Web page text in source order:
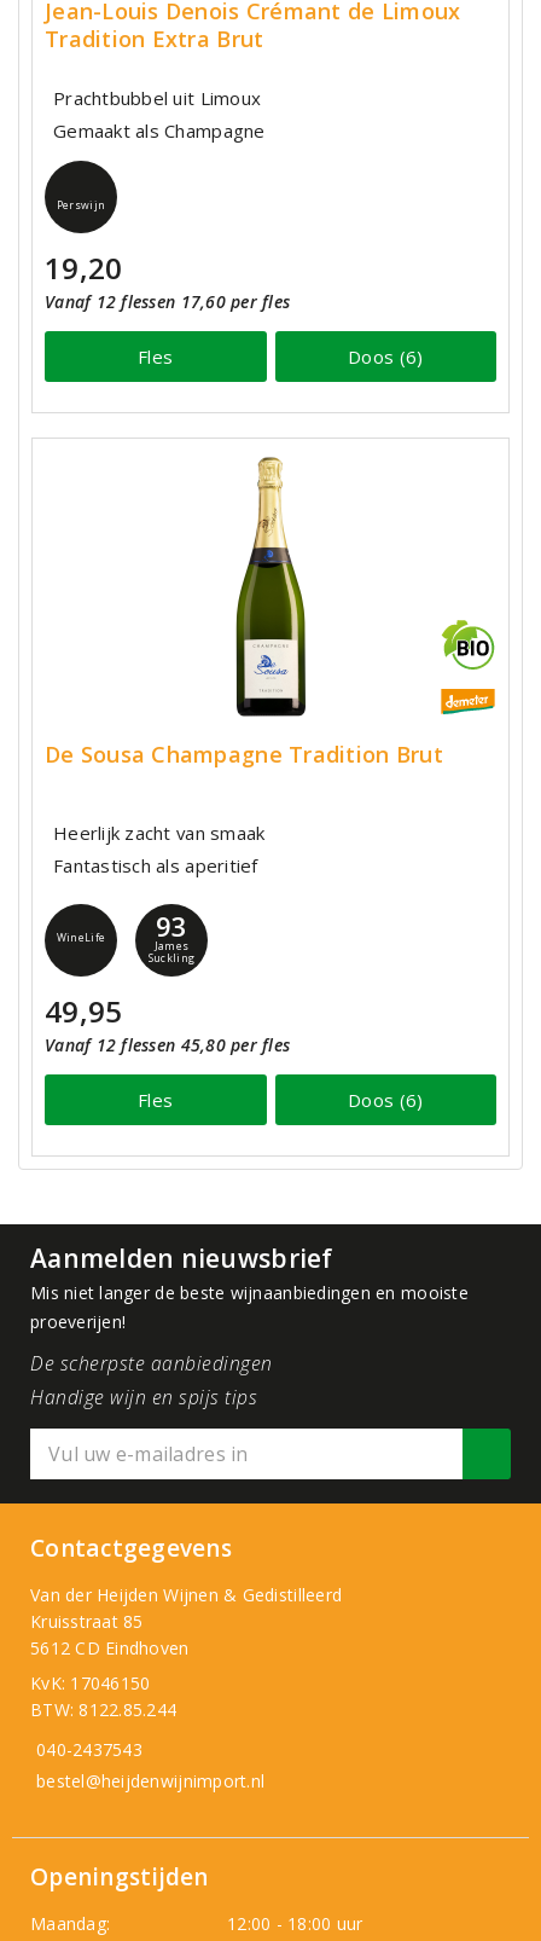
Jean-Louis Denois Crémant de Limoux
Tradition Extra Brut
Prachtbubbel uit Limoux
Gemaakt als Champagne
Perswijn
19,20
Vanaf 12 flessen 17,60 per fles
Fles Doos (6)
De Sousa Champagne Tradition Brut
Heerlijk zacht van smaak
Fantastisch als aperitief
WineLife 93
James
Suckling
49,95
Vanaf 12 flessen 45,80 per fles
Fles Doos (6)
Aanmelden nieuwsbrief
Mis niet langer de beste wijnaanbiedingen en mooiste
proeverijen!
De scherpste aanbiedingen
Handige wijn en spijs tips
Contactgegevens
Van der Heijden Wijnen & Gedistilleerd
Kruisstraat 85
5612 CD Eindhoven
KvK: 17046150
BTW: 8122.85.244
040-2437543
bestel@heijdenwijnimport.nl
Openingstijden
Maandag:
12:00 - 18:00 uur